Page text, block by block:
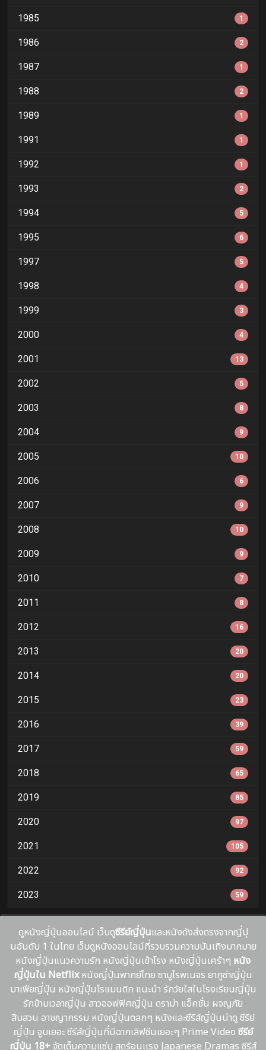
1985 1
1986 2
1987 1
1988 2
1989 1
1991 1
1992 1
1993 2
1994 5
1995 6
1997 5
1998 4
1999 3
2000 4
2001 13
2002 5
2003 8
2004 9
2005 10
2006 6
2007 9
2008 10
2009 9
2010 7
2011 8
2012 16
2013 20
2014 20
2015 23
2016 39
2017 59
2018 65
2019 85
2020 97
2021 105
2022 92
2023 59
ดูหนังญี่ปุ่นออนไลน์ เว็บดูซีรีย์ญี่ปุ่นและหนังดังส่งตรงจากญี่ปุ
นอันดับ 1 ในไทย เว็บดูหนังออนไลน์ที่รวบรวมความบันเทิงมากมาย
หนังญี่ปุ่นแนวความรัก หนังญี่ปุ่นเข้าโรง หนังญี่ปุ่นเศร้าๆ หนัง
ญี่ปุ่นใน Netflixหนังญี่ปุ่นพากย์ไทย ซามูไรพเนจร ยากูซ่าญี่ปุ่น
มาเฟียญี่ปุ่น หนังญี่ปุ่นโรแมนติก แนะนํา รักวัยใสในโรงเรียนญี่ปุ่น
รักข้ามเวลาญี่ปุ่น สาวออฟฟิศญี่ปุ่น ดราม่า แอ็คชั่น ผจญภัย
สืบสวน อาชญากรรม หนังญี่ปุ่นตลกๆ หนังและซีรีส์ญี่ปุ่นน่าดู ซีรีย์
ญี่ปุ่น จูบเยอะ ซีรีส์ญี่ปุ่นที่มีฉากเลิฟซีนเยอะๆ Prime Video ซีรีย์
ญี่ปุ่น 18+จัดเต็มความแซ่บ สุดร้อนเเรง Japanese Dramas ซีรีส์